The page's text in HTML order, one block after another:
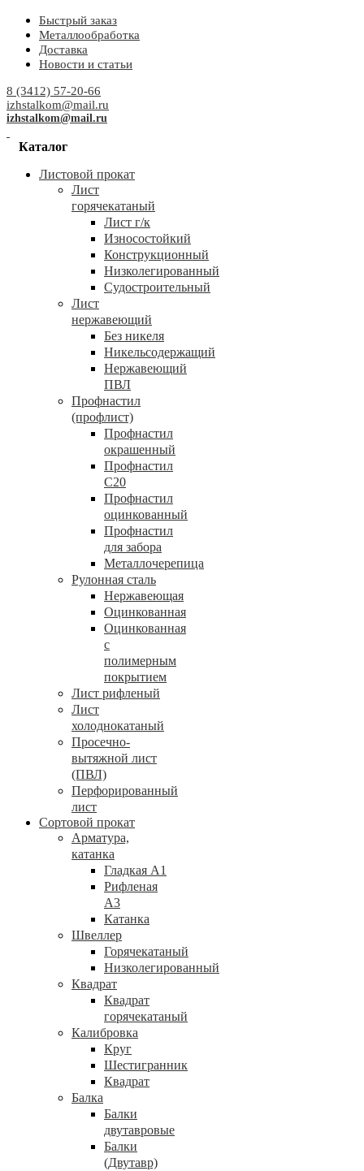
Быстрый заказ
Металлообработка
Доставка
Новости и статьи
8 (3412) 57-20-66
izhstalkom@mail.ru
izhstalkom@mail.ru
Каталог
Листовой прокат
Лист
горячекатаный
Лист г/к
Износостойкий
Конструкционный
Низколегированный
Судостроительный
Лист
нержавеющий
Без никеля
Никельсодержащий
Нержавеющий
ПВЛ
Профнастил
(профлист)
Профнастил
окрашенный
Профнастил
С20
Профнастил
оцинкованный
Профнастил
для забора
Металлочерепица
Рулонная сталь
Нержавеющая
Оцинкованная
Оцинкованная
с
полимерным
покрытием
Лист рифленый
Лист
холоднокатаный
Просечно-
вытяжной лист
(ПВЛ)
Перфорированный
лист
Сортовой прокат
Арматура,
катанка
Гладкая А1
Рифленая
А3
Катанка
Швеллер
Горячекатаный
Низколегированный
Квадрат
Квадрат
горячекатаный
Калибровка
Круг
Шестигранник
Квадрат
Балка
Балки
двутавровые
Балки
(Двутавр)